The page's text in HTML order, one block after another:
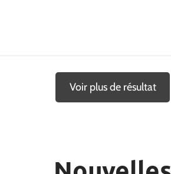
Voir plus de résultat